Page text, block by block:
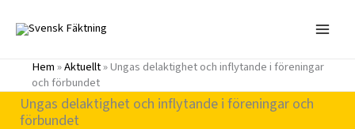
innehåll
Hem»Aktuellt»Ungas delaktighet och inflytande i föreningar
och förbundet
Ungas delaktighet och inflytande i föreningar och
förbundet